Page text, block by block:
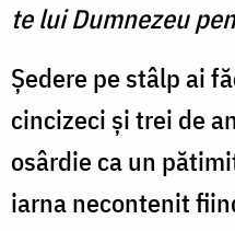
te lui Dumnezeu
Şedere pe stâlp ai
cincizeci şi trei de
osârdie ca un
iarna necontenit